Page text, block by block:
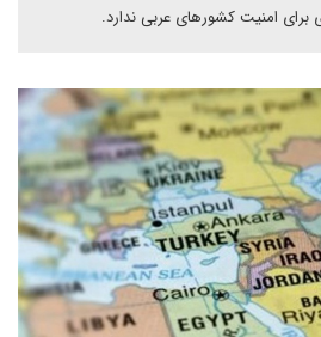
امنیت کشورهای عربی ندارد.